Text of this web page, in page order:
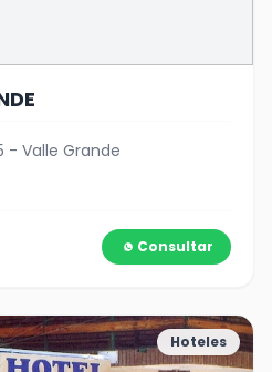
- Valle Grande
Consultar
Hoteles